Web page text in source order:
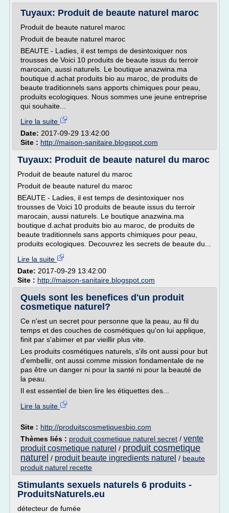
Tuyaux: Produit de beaute naturel maroc
Produit de beaute naturel maroc
Produit de beaute naturel maroc
BEAUTE - Ladies, il est temps de desintoxiquer nos
trousses de Voici 10 produits de beaute issus du terroir
marocain, aussi naturels. Le boutique anazwina.ma
boutique d.achat produits bio au maroc, de produits de
beaute traditionnels sans apports chimiques pour peau,
produits ecologiques. Nous sommes une jeune entreprise
qui souhaite...
Lire la suite
Date: 2017-09-29 13:42:00
Site : http://maison-sanitaire.blogspot.com
Tuyaux: Produit de beaute naturel du maroc
Produit de beaute naturel du maroc
Produit de beaute naturel du maroc
BEAUTE - Ladies, il est temps de desintoxiquer nos
trousses de Voici 10 produits de beaute issus du terroir
marocain, aussi naturels. Le boutique anazwina.ma
boutique d.achat produits bio au maroc, de produits de
beaute traditionnels sans apports chimiques pour peau,
produits ecologiques. Decouvrez les secrets de beaute du...
Lire la suite
Date: 2017-09-29 13:42:00
Site : http://maison-sanitaire.blogspot.com
Quels sont les benefices d'un produit
cosmetique naturel?
Ce n'est un secret pour personne que la peau, au fil du
temps et des couches de cosmétiques qu'on lui applique,
finit par s'abimer et par vieillir plus vite.
Les produits cosmétiques naturels, s'ils ont aussi pour but
d'embellir, ont aussi comme mission fondamentale de ne
pas être un danger ni pour la santé ni pour la beauté de
la peau.
Il est essentiel de bien lire les étiquettes des...
Lire la suite
Site : http://produitscosmetiquesbio.com
Thèmes liés : produit cosmetique naturel secret / vente
produit cosmetique naturel / produit cosmetique
naturel / produit beaute ingredients naturel / beaute
produit naturel recette
Stimulants sexuels naturels 6 produits -
ProduitsNaturels.eu
détecteur de fumée